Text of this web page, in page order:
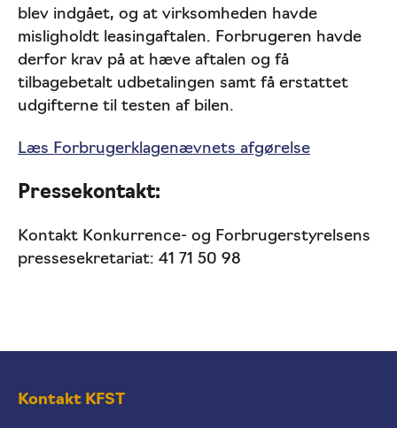
blev indgået, og at virksomheden havde
misligholdt leasingaftalen. Forbrugeren havde
derfor krav på at hæve aftalen og få
tilbagebetalt udbetalingen samt få erstattet
udgifterne til testen af bilen.
Læs Forbrugerklagenævnets afgørelse
Pressekontakt:
Kontakt Konkurrence- og Forbrugerstyrelsens
pressesekretariat: 41 71 50 98
Kontakt KFST